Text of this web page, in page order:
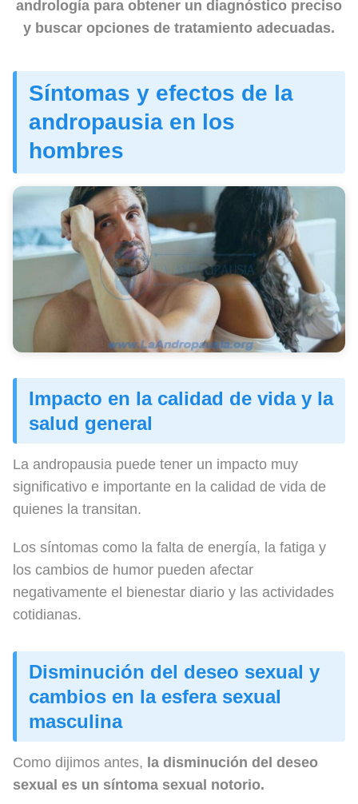
andrología para obtener un diagnóstico preciso
y buscar opciones de tratamiento adecuadas.
Síntomas y efectos de la
andropausia en los
hombres
Impacto en la calidad de vida y la
salud general
La andropausia puede tener un impacto muy
significativo e importante en la calidad de vida de
quienes la transitan.
Los síntomas como la falta de energía, la fatiga y
los cambios de humor pueden afectar
negativamente el bienestar diario y las actividades
cotidianas.
Disminución del deseo sexual y
cambios en la esfera sexual
masculina
Como dijimos antes, la disminución del deseo
sexual es un síntoma sexual notorio.